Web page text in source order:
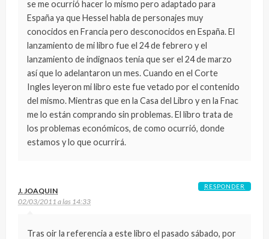
se me ocurrió hacer lo mismo pero adaptado para
España ya que Hessel habla de personajes muy
conocidos en Francia pero desconocidos en España. El
lanzamiento de mi libro fue el 24 de febrero y el
lanzamiento de indignaos tenia que ser el 24 de marzo
así que lo adelantaron un mes. Cuando en el Corte
Ingles leyeron mi libro este fue vetado por el contenido
del mismo. Mientras que en la Casa del Libro y en la Fnac
me lo están comprando sin problemas. El libro trata de
los problemas económicos, de como ocurrió, donde
estamos y lo que ocurrirá.
J. JOAQUIN
02/03/2011 a las 14:33
Tras oir la referencia a este libro el pasado sábado, por
RESPONDER